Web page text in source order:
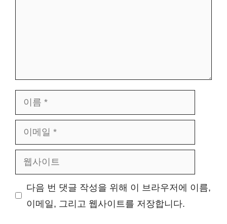
름
메
사
다음 번 댓글 작성을 위해 이 브라우저에 이름,
이메일, 그리고 웹사이트를 저장합니다.